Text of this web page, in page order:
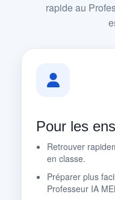
rapide au
Pour les
Retrouver
en classe.
Préparer plus
Professeur IA